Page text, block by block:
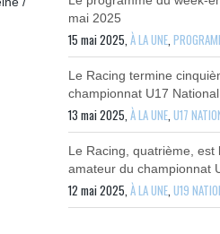
mai 2025
15 mai 2025,À LA UNE,
Le Racing termine
championnat U17 National
13 mai 2025,À LA UNE,U17
Le Racing, quatrième, est
amateur du championnat
12 mai 2025,À LA UNE,U19